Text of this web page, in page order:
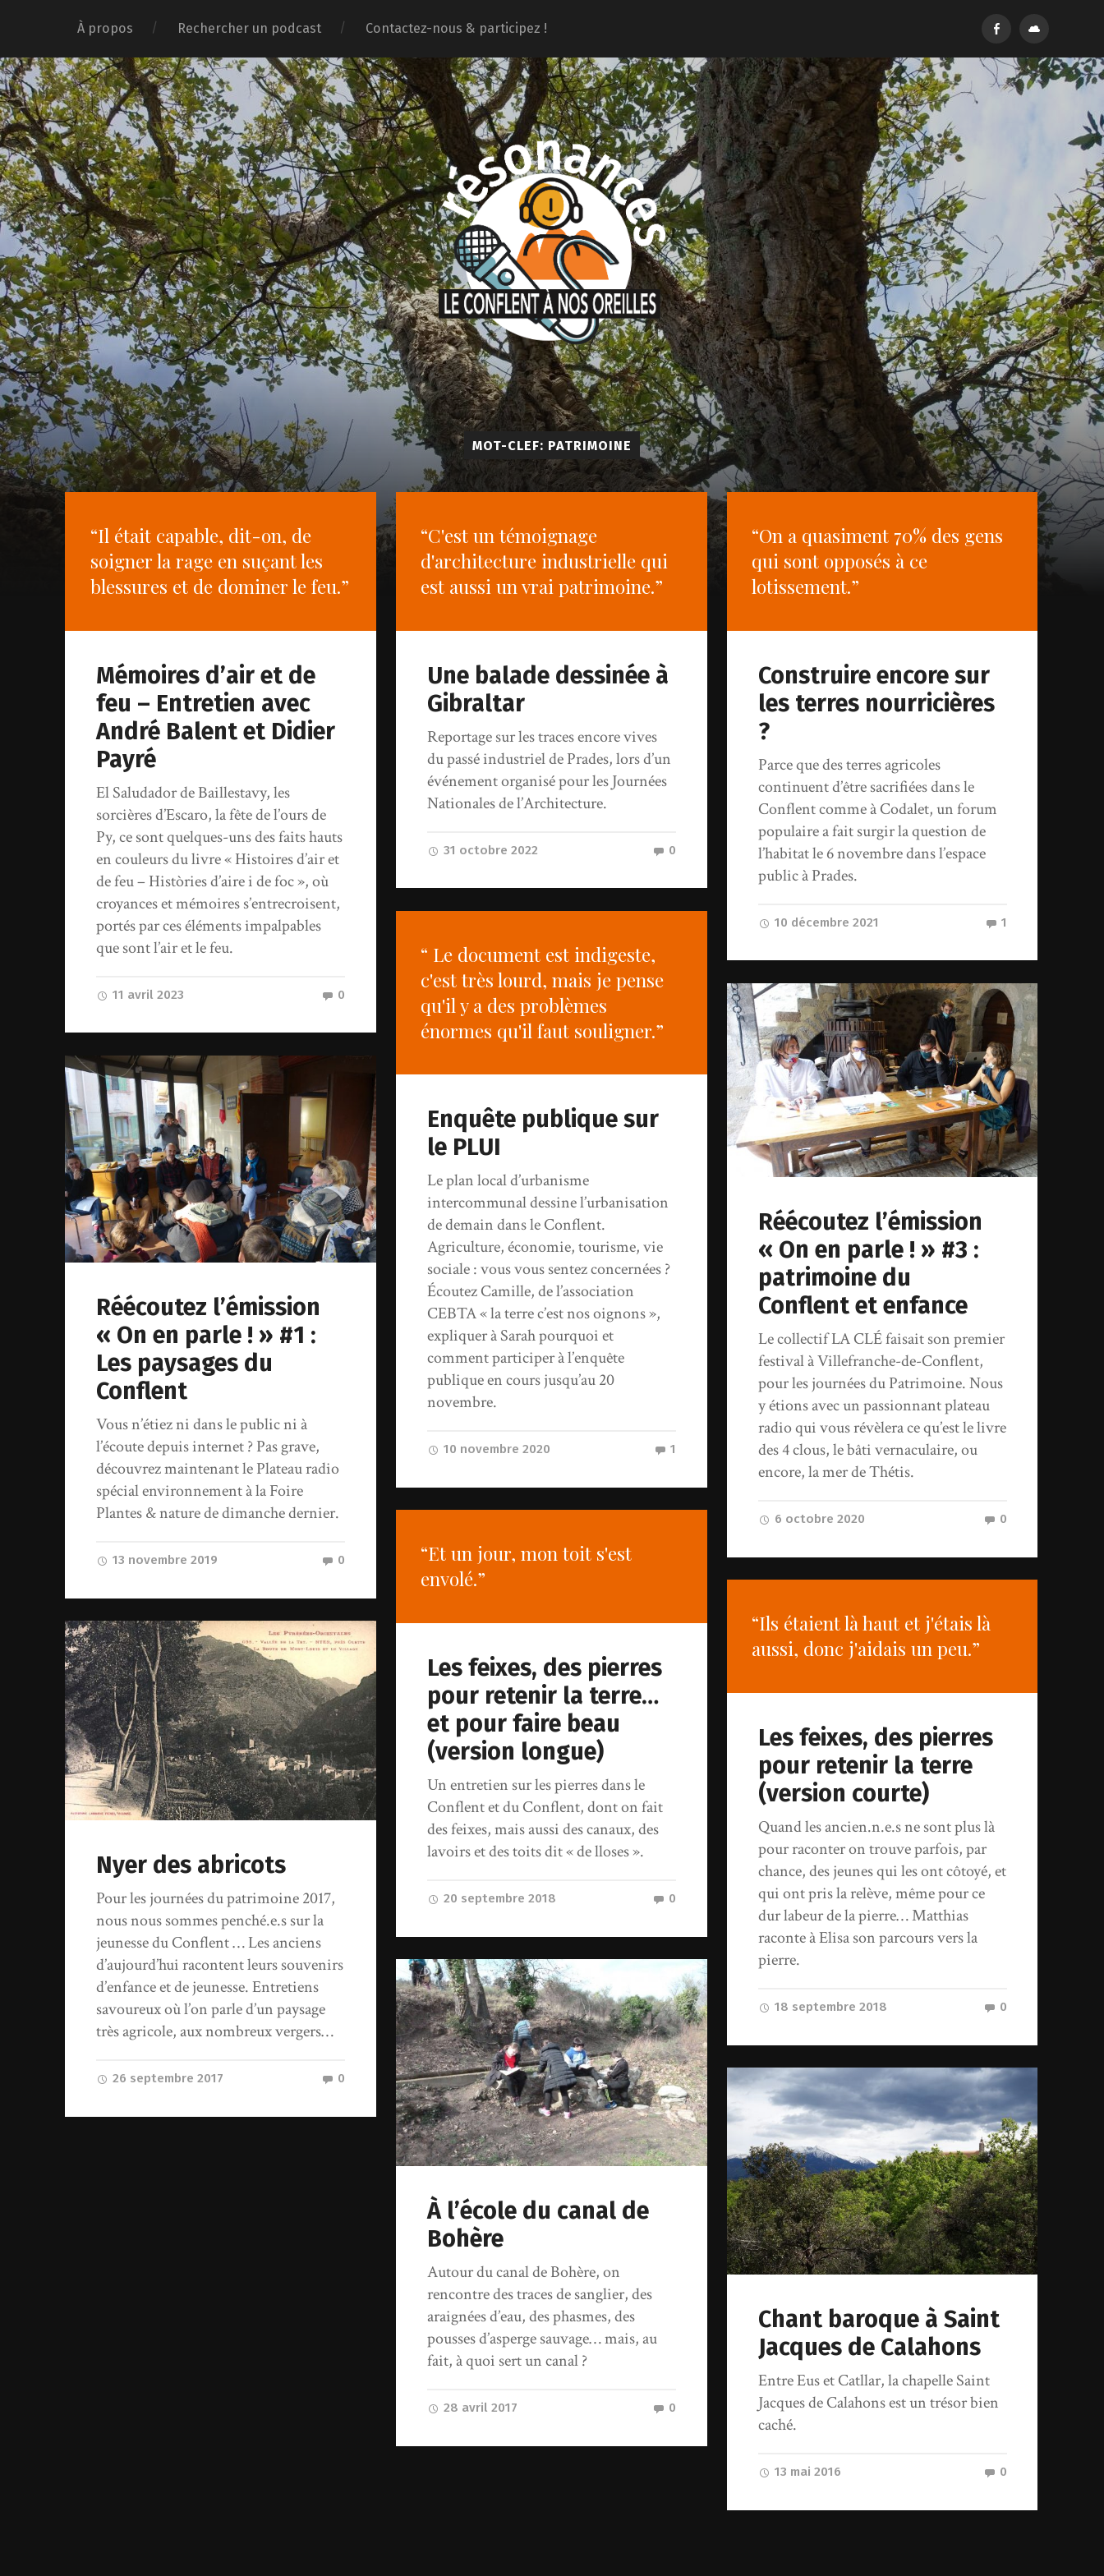
À propos Rechercher un podcast Contactez-nous & participez !
MOT-CLEF: PATRIMOINE
“Il était capable, dit-on, de
soigner la rage en suçant les
blessures et de dominer le feu.”
Mémoires d’air et de
feu – Entretien avec
André Balent et Didier
Payré
El Saludador de Baillestavy, les
sorcières d’Escaro, la fête de l’ours de
Py, ce sont quelques-uns des faits hauts
en couleurs du livre « Histoires d’air et
de feu – Històries d’aire i de foc », où
croyances et mémoires s’entrecroisent,
portés par ces éléments impalpables
que sont l’air et le feu.
11 avril 2023 0
“C'est un témoignage
d'architecture industrielle qui
est aussi un vrai patrimoine.”
Une balade dessinée à
Gibraltar
Reportage sur les traces encore vives
du passé industriel de Prades, lors d’un
événement organisé pour les Journées
Nationales de l’Architecture.
31 octobre 2022 0
“On a quasiment 70% des gens
qui sont opposés à ce
lotissement.”
Construire encore sur
les terres nourricières
?
Parce que des terres agricoles
continuent d’être sacrifiées dans le
Conflent comme à Codalet, un forum
populaire a fait surgir la question de
l’habitat le 6 novembre dans l’espace
public à Prades.
10 décembre 2021 1
“ Le document est indigeste,
c'est très lourd, mais je pense
qu'il y a des problèmes
énormes qu'il faut souligner.”
Enquête publique sur
le PLUI
Le plan local d’urbanisme
intercommunal dessine l’urbanisation
de demain dans le Conflent.
Agriculture, économie, tourisme, vie
sociale : vous vous sentez concernées ?
Écoutez Camille, de l’association
CEBTA « la terre c’est nos oignons »,
expliquer à Sarah pourquoi et
comment participer à l’enquête
publique en cours jusqu’au 20
novembre.
10 novembre 2020 1
Réécoutez l’émission
« On en parle ! » #3 :
patrimoine du
Conflent et enfance
Le collectif LA CLÉ faisait son premier
festival à Villefranche-de-Conflent,
pour les journées du Patrimoine. Nous
y étions avec un passionnant plateau
radio qui vous révèlera ce qu’est le livre
des 4 clous, le bâti vernaculaire, ou
encore, la mer de Thétis.
6 octobre 2020 0
Réécoutez l’émission
« On en parle ! » #1 :
Les paysages du
Conflent
Vous n’étiez ni dans le public ni à
l’écoute depuis internet ? Pas grave,
découvrez maintenant le Plateau radio
spécial environnement à la Foire
Plantes & nature de dimanche dernier.
13 novembre 2019 0
“Et un jour, mon toit s'est
envolé.”
Les feixes, des pierres
pour retenir la terre…
et pour faire beau
(version longue)
Un entretien sur les pierres dans le
Conflent et du Conflent, dont on fait
des feixes, mais aussi des canaux, des
lavoirs et des toits dit « de lloses ».
20 septembre 2018 0
“Ils étaient là haut et j'étais là
aussi, donc j'aidais un peu.”
Les feixes, des pierres
pour retenir la terre
(version courte)
Quand les ancien.n.e.s ne sont plus là
pour raconter on trouve parfois, par
chance, des jeunes qui les ont côtoyé, et
qui ont pris la relève, même pour ce
dur labeur de la pierre… Matthias
raconte à Elisa son parcours vers la
pierre.
18 septembre 2018 0
Nyer des abricots
Pour les journées du patrimoine 2017,
nous nous sommes penché.e.s sur la
jeunesse du Conflent … Les anciens
d’aujourd’hui racontent leurs souvenirs
d’enfance et de jeunesse. Entretiens
savoureux où l’on parle d’un paysage
très agricole, aux nombreux vergers…
26 septembre 2017 0
À l’école du canal de
Bohère
Autour du canal de Bohère, on
rencontre des traces de sanglier, des
araignées d’eau, des phasmes, des
pousses d’asperge sauvage… mais, au
fait, à quoi sert un canal ?
28 avril 2017 0
Chant baroque à Saint
Jacques de Calahons
Entre Eus et Catllar, la chapelle Saint
Jacques de Calahons est un trésor bien
caché.
13 mai 2016 0